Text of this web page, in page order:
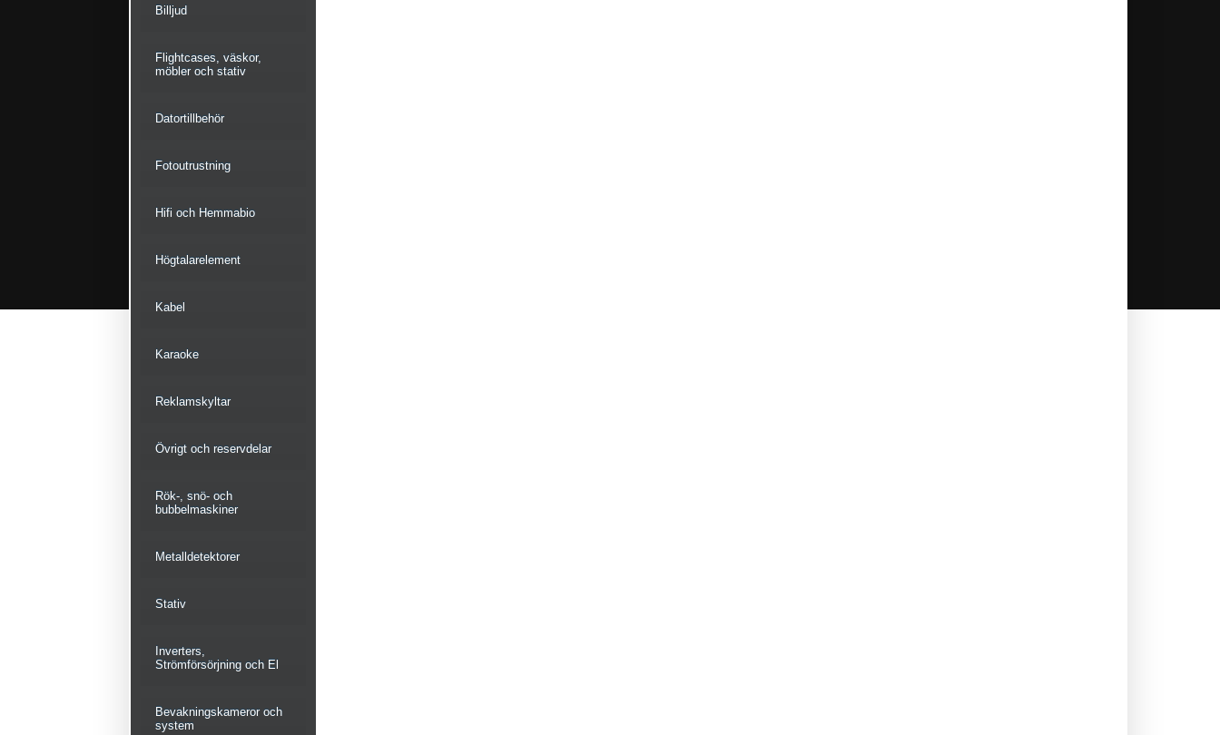
Billjud
Flightcases, väskor,
möbler och stativ
Datortillbehör
Fotoutrustning
Hifi och Hemmabio
Högtalarelement
Kabel
Karaoke
Reklamskyltar
Övrigt och reservdelar
Rök-, snö- och
bubbelmaskiner
Metalldetektorer
Stativ
Inverters,
Strömförsörjning och El
Bevakningskameror och
system